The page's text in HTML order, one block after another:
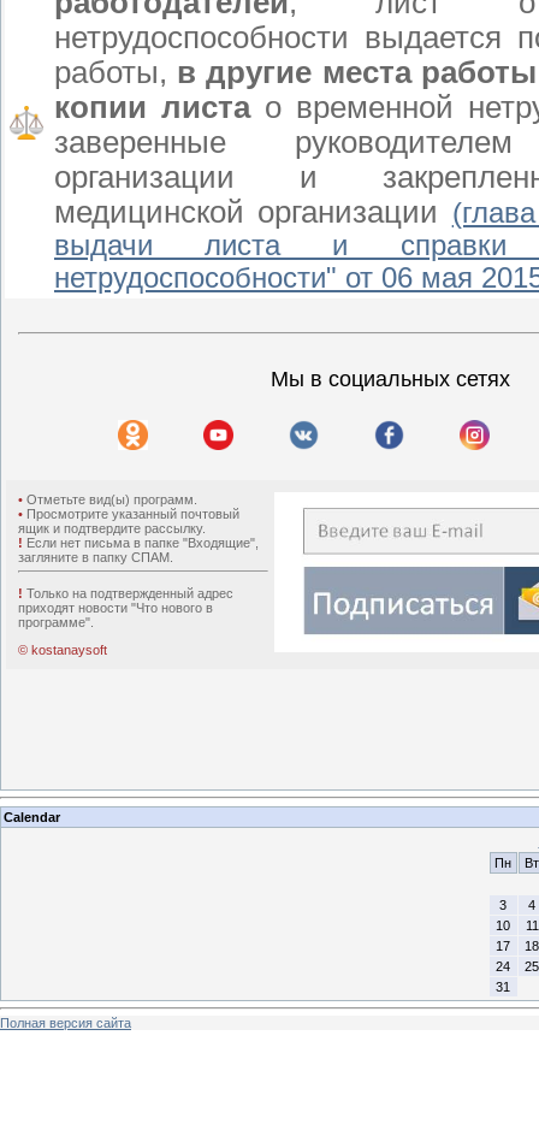
нетрудоспособности выдается
работы, в другие места работы
копии листа о временной
заверенные
организации и
медицинской организации
выдачи листа и справки
нетрудоспособности" от 06 мая
Мы в социальных сетях
• Отметьте вид(ы) программ.
• Просмотрите указанный почтовый
ящик и подтвердите рассылку.
! Если нет письма в папке "Входящие",
загляните в папку СПАМ.
! Только на подтвержденный адрес
приходят новости "Что нового в
программе".
© kostanaysoft
Calendar
Пн
Вт
3
4
10
11
17
18
24
25
31
Полная версия сайта